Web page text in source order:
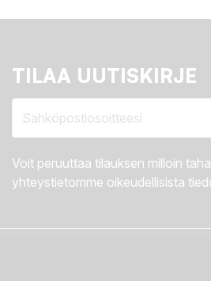
TILAA UUTISKIRJE
Voit peruuttaa tilauksen milloin
yhteystietomme oikeudellisista